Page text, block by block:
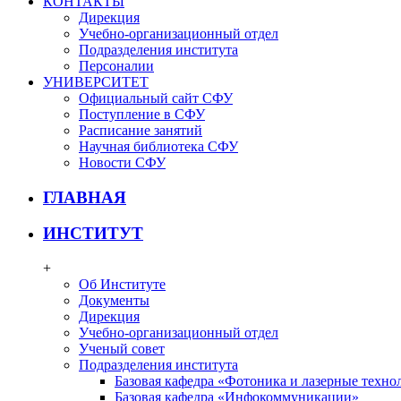
Дирекция
Учебно-организационный отдел
Подразделения института
Персоналии
УНИВЕРСИТЕТ
Официальный сайт СФУ
Поступление в СФУ
Расписание занятий
Научная библиотека СФУ
Новости СФУ
ГЛАВНАЯ
ИНСТИТУТ
+
Об Институте
Документы
Дирекция
Учебно-организационный отдел
Ученый совет
Подразделения института
Базовая кафедра «Фотоника и лазерные
Базовая кафедра «Инфокоммуникации»